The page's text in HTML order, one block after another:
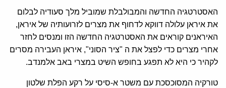
האסטרטגיה החדשה והמבולבלת שמוביל מלך סעודיה לבלום
את איראן עלולה דווקא לדחוף את מצרים לזרועותיה של איראן,
האיראנים קוראים את האסטרטגיה החדשה הזו ומנסים לחזר
אחרי מצרים כדי לפצל את ה "ציר הסוני", איראן העבירה מסרים
לקהיר כי היא לא תפגע בחופש השיט במצרי באב אלמנדב.
טורקיה המסוכסכת עם משטר א-סיסי על רקע הפלת שלטון